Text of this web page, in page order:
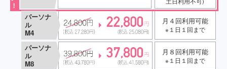
パーソナ
ル
M4
月４回利用可能
※１日１回まで
パーソナ
ル
M8
月８回利用可能
※１日１回まで